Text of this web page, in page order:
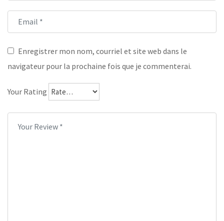
Enregistrer mon nom, courriel et site web dans le
navigateur pour la prochaine fois que je commenterai.
Your Rating